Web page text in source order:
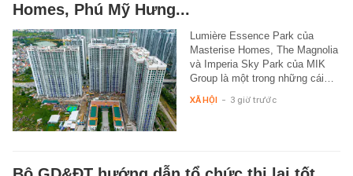
Homes, Phú Mỹ Hưng...
Lumière Essence Park của
Masterise Homes, The Magnolia
và Imperia Sky Park của MIK
Group là một trong những cái…
XÃ HỘI - 3 giờ trước